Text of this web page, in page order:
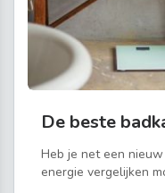
De beste
Heb je net een
energie vergelijken